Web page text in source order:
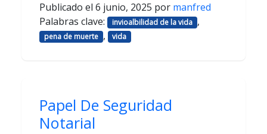
Publicado el 6 junio, 2025 por manfred
Palabras clave:
invioalbilidad de la vida ,
pena de muerte , vida
Papel De Seguridad
Notarial